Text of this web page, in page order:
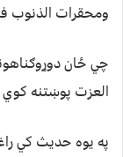
ومحقرات الذنوب
چي ځان
العزت پوښتنه کوي
په يوه حديث کي